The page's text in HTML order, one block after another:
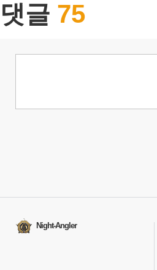
댓글 75
Night-Angler